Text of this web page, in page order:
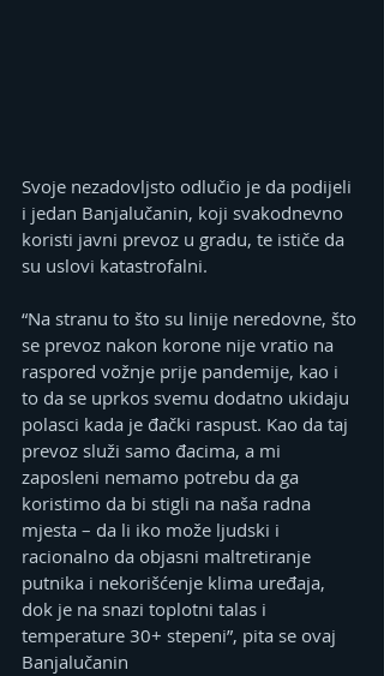
Svoje nezadovljsto odlučio je da podijeli
i jedan Banjalučanin, koji svakodnevno
koristi javni prevoz u gradu, te ističe da
su uslovi katastrofalni.
“Na stranu to što su linije neredovne, što
se prevoz nakon korone nije vratio na
raspored vožnje prije pandemije, kao i
to da se uprkos svemu dodatno ukidaju
polasci kada je đački raspust. Kao da taj
prevoz služi samo đacima, a mi
zaposleni nemamo potrebu da ga
koristimo da bi stigli na naša radna
mjesta – da li iko može ljudski i
racionalno da objasni maltretiranje
putnika i nekorišćenje klima uređaja,
dok je na snazi toplotni talas i
temperature 30+ stepeni”, pita se ovaj
Banjalučanin